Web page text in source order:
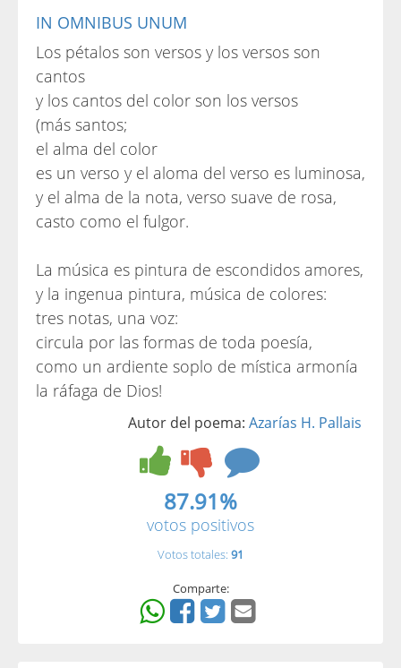
IN OMNIBUS UNUM
Los pétalos son versos y los versos son
cantos
y los cantos del color son los versos
(más santos;
el alma del color
es un verso y el aloma del verso es luminosa,
y el alma de la nota, verso suave de rosa,
casto como el fulgor.
La música es pintura de escondidos amores,
y la ingenua pintura, música de colores:
tres notas, una voz:
circula por las formas de toda poesía,
como un ardiente soplo de mística armonía
la ráfaga de Dios!
Autor del poema: Azarías H. Pallais
87.91%
votos positivos
Votos totales: 91
Comparte: